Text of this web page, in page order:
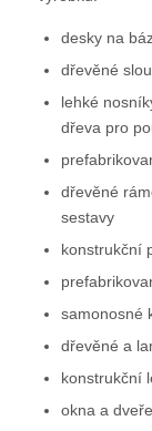
desky na
dřevěné
lehké
dřeva pro
dřevěné
sestavy
konstrukční
samonosné
dřevěné a
konstrukční
okna a dveře